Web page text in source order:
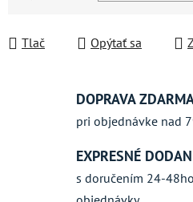
Tlač Opýtať sa
DOPRAVA
pri objednávke nad
EXPRESNÉ
s doručením 24-